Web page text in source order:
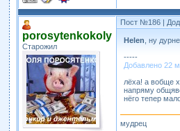
porosytenkokoly
Старожил
Пост №186 |
Helen , ну
-----
Добавлено 22
лёха! а вобще
напряму
нёго тепер
мудрец